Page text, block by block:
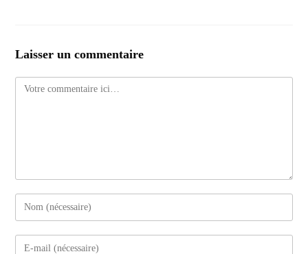
Laisser un commentaire
Comment